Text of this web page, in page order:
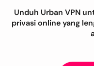
Unduh Urban VPN
privasi online yang